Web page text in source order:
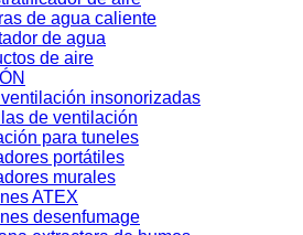
de agua caliente
de agua
de aire
insonorizadas
de ventilación
para tuneles
portátiles
murales
ATEX
desenfumage